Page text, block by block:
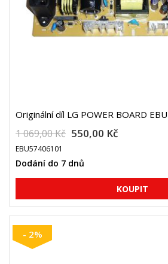
Originální díl LG POWER BOARD
1 069,00 Kč 550,00 Kč
EBU57406101
Dodání do 7 dnů
- 2%